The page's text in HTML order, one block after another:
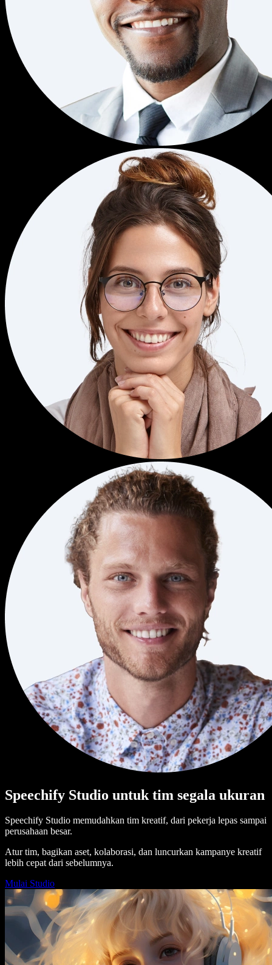
Speechify Studio untuk tim segala ukuran
Speechify Studio memudahkan tim kreatif, dari pekerja lepas sampai
perusahaan besar.
Atur tim, bagikan aset, kolaborasi, dan luncurkan kampanye kreatif
lebih cepat dari sebelumnya.
Mulai Studio